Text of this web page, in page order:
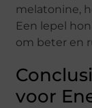
melatonine,
Een lepel
om beter en
voor